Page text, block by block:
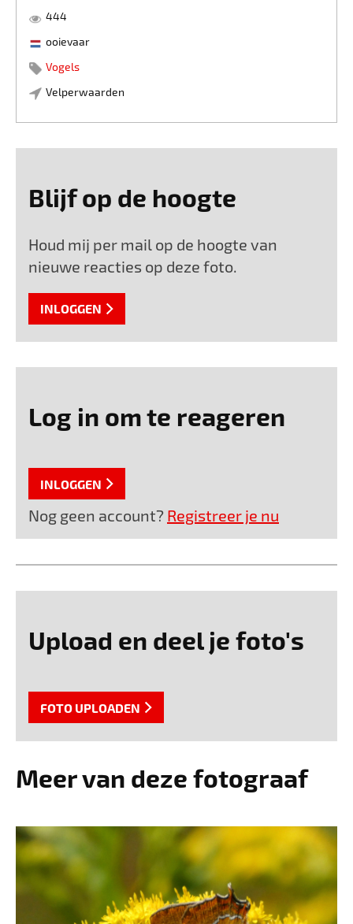
444
ooievaar
Vogels
Velperwaarden
Blijf op de hoogte
Houd mij per mail op de hoogte van
nieuwe reacties op deze foto.
INLOGGEN
Log in om te reageren
INLOGGEN
Nog geen account? Registreer je nu
Upload en deel je foto's
FOTO UPLOADEN
Meer van deze fotograaf